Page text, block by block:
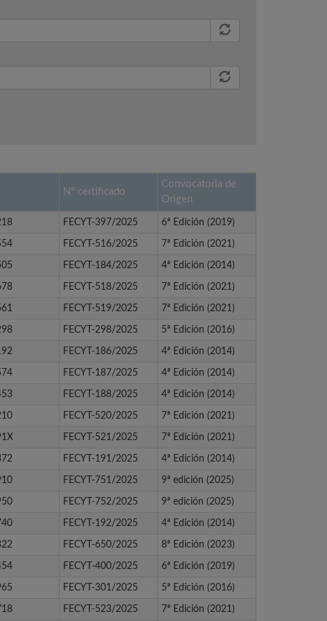
Nº certificado
Convocatoria de
Origen
FECYT-397/2025 6ª Edición (2019)
FECYT-516/2025 7ª Edición (2021)
FECYT-184/2025 4ª Edición (2014)
FECYT-518/2025 7ª Edición (2021)
FECYT-519/2025 7ª Edición (2021)
FECYT-298/2025 5ª Edición (2016)
FECYT-186/2025 4ª Edición (2014)
FECYT-187/2025 4ª Edición (2014)
FECYT-188/2025 4ª Edición (2014)
FECYT-520/2025 7ª Edición (2021)
FECYT-521/2025 7ª Edición (2021)
FECYT-191/2025 4ª Edición (2014)
FECYT-751/2025 9ª edición (2025)
FECYT-752/2025 9ª edición (2025)
FECYT-192/2025 4ª Edición (2014)
FECYT-650/2025 8ª Edición (2023)
FECYT-400/2025 6ª Edición (2019)
FECYT-301/2025 5ª Edición (2016)
FECYT-523/2025 7ª Edición (2021)